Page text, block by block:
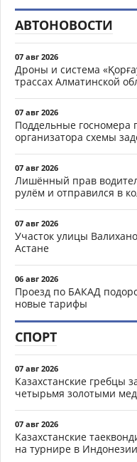
АВТОНОВОСТИ
07 авг 2026
Дроны и система
трассах Алматинской
07 авг 2026
Поддельные госномера
организатора схемы
07 авг 2026
Лишённый прав
рулём и отправился в
07 авг 2026
Участок улицы
Астане
06 авг 2026
Проезд по БАКАД
новые тарифы
СПОРТ
07 авг 2026
Казахстанские гребцы
четырьмя золотыми
07 авг 2026
Казахстанские
на турнире в Индонезии